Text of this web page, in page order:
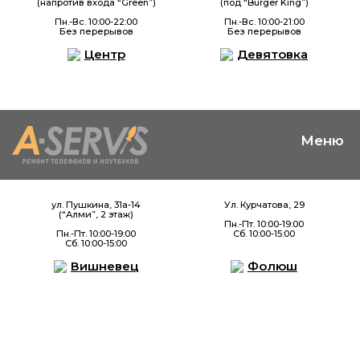
(напротив входа “Green”)
Пн.-Вс. 10:00-22:00
Без перерывов
(под “Burger King”)
Пн.-Вс. 10:00-21:00
Без перерывов
Центр
ул. Пушкина, 31а-14
(“Алми”, 2 этаж)
Пн.-Пт. 10:00-19:00
Сб. 10:00-15:00
Девятовка
Ул. Курчатова, 29
Пн.-Пт. 10:00-19:00
Сб. 10:00-15:00
Вишневец Фолюш